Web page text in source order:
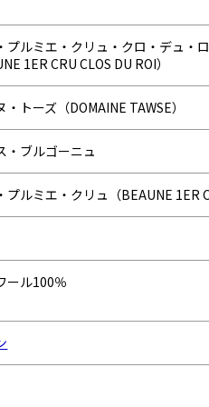
プルミエ・クリュ・クロ・デュ・
1ER CRU CLOS DU ROI）
・トーズ（DOMAINE TAWSE）
・ブルゴーニュ
プルミエ・クリュ（BEAUNE 1ER
ール100％